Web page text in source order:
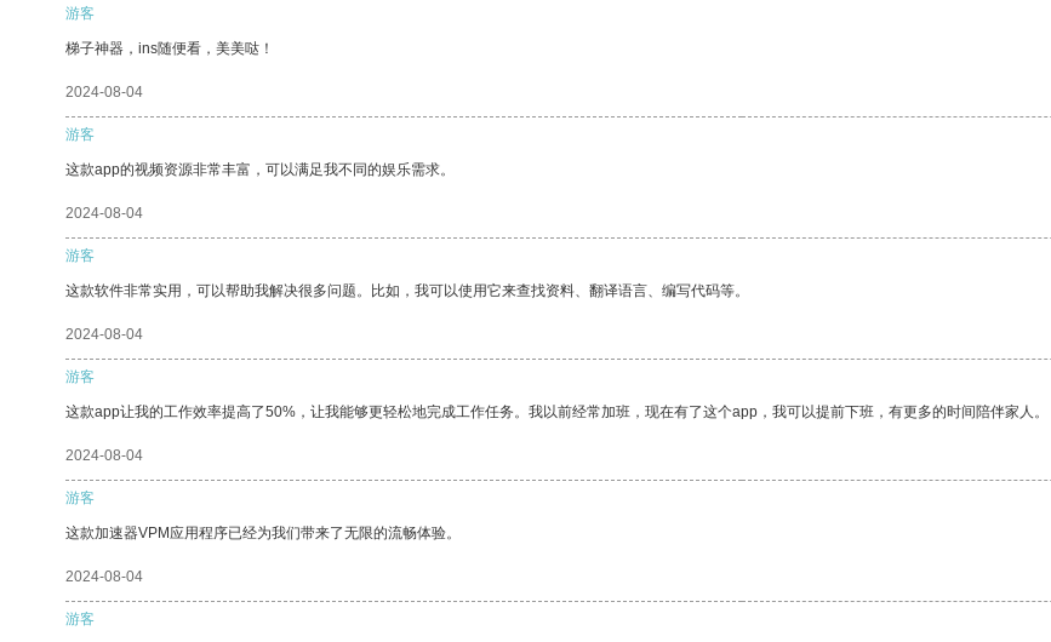
游客
梯子神器，ins随便看，美美哒！
2024-08-04
游客
这款app的视频资源非常丰富，可以满足我不同的娱乐需求。
2024-08-04
游客
这款软件非常实用，可以帮助我解决很多问题。比如，我可以使用它来查找资料、翻译语言、编写代码等。
2024-08-04
游客
这款app让我的工作效率提高了50%，让我能够更轻松地完成工作任务。我以前经常加班，现在有了这个app，我可以提前下班，有更多的时间陪伴家人。
2024-08-04
游客
这款加速器VPM应用程序已经为我们带来了无限的流畅体验。
2024-08-04
游客